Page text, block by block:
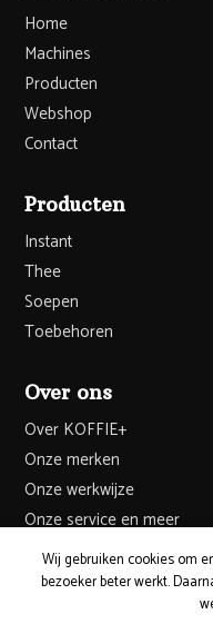
Home
Machines
Producten
Webshop
Contact
Producten
Instant
Thee
Soepen
Toebehoren
Over ons
Over KOFFIE+
Onze merken
Onze werkwijze
Onze service en meer
Wij gebruiken cookies om
bezoeker beter werkt.